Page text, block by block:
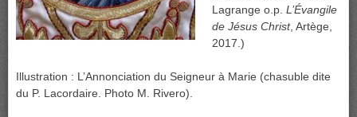
Lagrange o.p. L’Évangile
de Jésus Christ, Artège,
2017.)
Illustration : L’Annonciation du Seigneur à Marie (chasuble dite
du P. Lacordaire. Photo M. Rivero).